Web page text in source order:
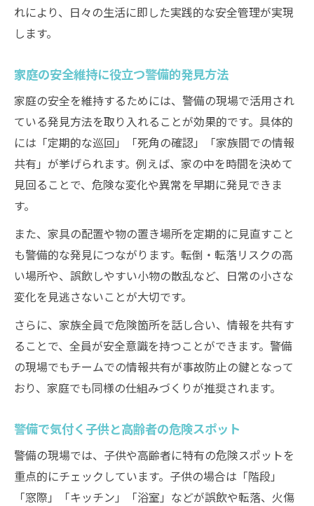
れにより、日々の生活に即した実践的な安全管理が実現
します。
家庭の安全維持に役立つ警備的発見方法
家庭の安全を維持するためには、警備の現場で活用され
ている発見方法を取り入れることが効果的です。具体的
には「定期的な巡回」「死角の確認」「家族間での情報
共有」が挙げられます。例えば、家の中を時間を決めて
見回ることで、危険な変化や異常を早期に発見できま
す。
また、家具の配置や物の置き場所を定期的に見直すこと
も警備的な発見につながります。転倒・転落リスクの高
い場所や、誤飲しやすい小物の散乱など、日常の小さな
変化を見逃さないことが大切です。
さらに、家族全員で危険箇所を話し合い、情報を共有す
ることで、全員が安全意識を持つことができます。警備
の現場でもチームでの情報共有が事故防止の鍵となって
おり、家庭でも同様の仕組みづくりが推奨されます。
警備で気付く子供と高齢者の危険スポット
警備の現場では、子供や高齢者に特有の危険スポットを
重点的にチェックしています。子供の場合は「階段」
「窓際」「キッチン」「浴室」などが誤飲や転落、火傷